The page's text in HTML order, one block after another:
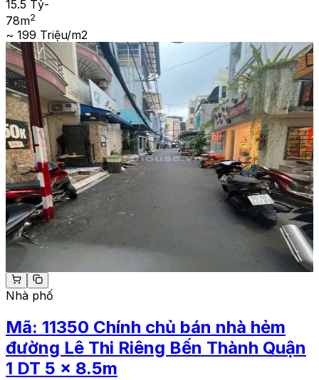
15.5 Tỷ-
78m2
~ 199 Triệu/m2
Nhà phố
Mã: 11350 Chính chủ bán nhà hẻm
đường Lê Thi Riêng Bến Thành Quận
1 DT 5 x 8.5m